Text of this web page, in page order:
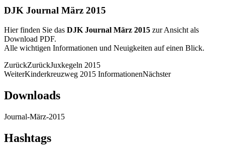
DJK Journal März 2015
Hier finden Sie das DJK Journal März 2015 zur Ansicht als
Download PDF.
Alle wichtigen Informationen und Neuigkeiten auf einen Blick.
ZurückZurückJuxkegeln 2015
WeiterKinderkreuzweg 2015 InformationenNächster
Downloads
Journal-März-2015
Hashtags